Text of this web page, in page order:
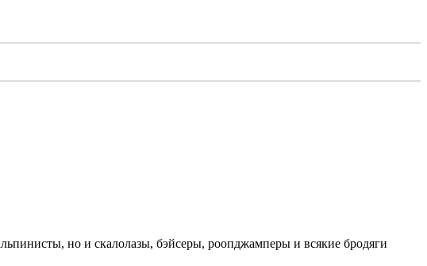
но и скалолазы, бэйсеры, роопджамперы и всякие бродяги